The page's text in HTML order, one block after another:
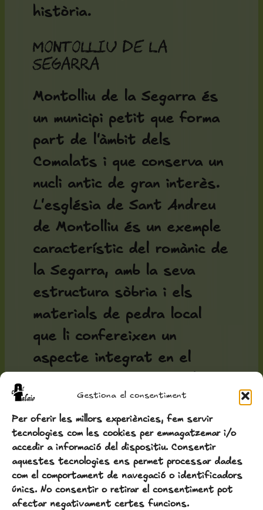
Gestiona el consentiment
Per oferir les millors experiències, fem servir
tecnologies com les cookies per emmagatzemar i/o
accedir a informació del dispositiu. Consentir
aquestes tecnologies ens permet processar dades
com el comportament de navegació o identificadors
únics. No consentir o retirar el consentiment pot
afectar negativament certes funcions.
història.
Montolliu de la
Segarra
Montolliu de la Segarra és
un municipi petit que forma
part de l'àmbit dels
Comalats i que conserva un
nucli antic de gran interès.
L'església de Sant Andreu
de Montolliu és un exemple
característic del romànic de
la Segarra, amb la seva
estructura sòbria i els
materials de pedra local
que li confereixen un
aspecte integrat en el
campanar, de planta
quadrada, és un dels
elements més visibles del
conjunt.
L'Ametlla de la